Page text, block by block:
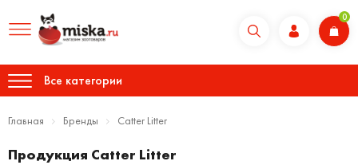
0
Все категории
Главная Бренды Catter Litter
Продукция Catter Litter